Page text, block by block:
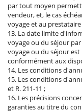
par tout moyen
vendeur, et, le cas
voyage et au
13. La date limite
voyage ou du séjour
voyage ou du séjour
conformément aux
14. Les conditions
15. Les conditions
et R. 211-11 ;
16. Les précisions
garanties au titre du